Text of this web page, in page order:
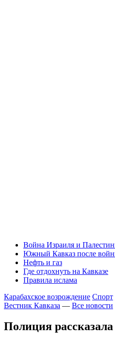
Война Израиля и
Южный Кавказ после
Нефть и газ
Где отдохнуть на Кавказе
Правила ислама
Карабахское возрождение Спорт
Вестник Кавказа — Все новости
Полиция